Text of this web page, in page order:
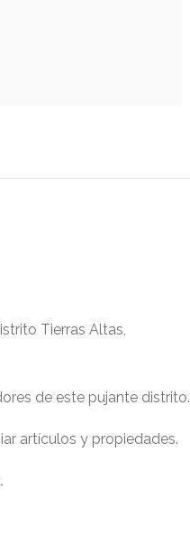
Tierras Altas,
de este pujante distrito.
artículos y propiedades.